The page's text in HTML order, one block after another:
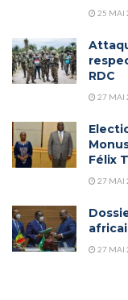
25 MAI
RDC
27 MAI
Félix
27 MAI
27 MAI